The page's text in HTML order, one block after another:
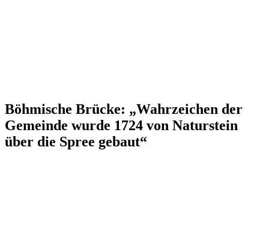
Böhmische Brücke: „Wahrzeichen der
Gemeinde wurde 1724 von Naturstein
über die Spree gebaut“